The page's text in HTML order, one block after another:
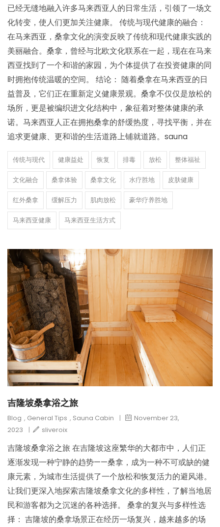
已经无缝地融入许多马来西亚人的日常生活，引领了一场文
化转变，使人们更加关注健康。 传统与现代健康的融合：
在马来西亚，桑拿文化的演变反映了传统和现代健康实践的
美丽融合。桑拿，曾经与北欧文化联系在一起，现在在马来
西亚找到了一个和谐的家园，为个体提供了在投资健康的同
时拥抱传统温暖的空间。 结论： 随着桑拿在马来西亚的日
益普及，它们正在重新定义健康景观。桑拿不仅仅是放松的
场所，更是被编织进文化结构中，象征着对整体健康的承
诺。马来西亚人正在拥抱桑拿的舒缓热度，寻找平衡，并在
追求更健康、更和谐的生活道路上铺就道路。sauna
传统与现代 健康益处 恢复 排毒 放松 整体福祉
文化融合 桑拿体验 桑拿文化 水疗胜地 皮肤健康
红外桑拿 缓解压力 肌肉放松 豪华疗养胜地
马来西亚健康 马来西亚生活方式
吉隆坡桑拿浴之旅
Blog , General Tips , Sauna Cabin |
November 23,
2023
| sliveroix
吉隆坡桑拿浴之旅 在吉隆坡这座繁华的大都市中，人们正
逐渐发现一种宁静的趋势——桑拿，成为一种不可或缺的健
康元素，为城市生活提供了一个放松和恢复活力的避风港。
让我们更深入地探索吉隆坡桑拿文化的多样性，了解当地居
民和游客都为之沉迷的各种选择。 桑拿的复兴与多样性选
择： 吉隆坡的桑拿场景正在经历一场复兴，越来越多的场